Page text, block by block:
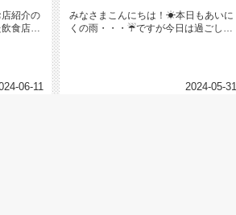
紹介の
食店さ
06-11
みなさまこんにちは！☀本日もあいに
くの雨・・・☔ですが今日は過ごしや
2024-05-31